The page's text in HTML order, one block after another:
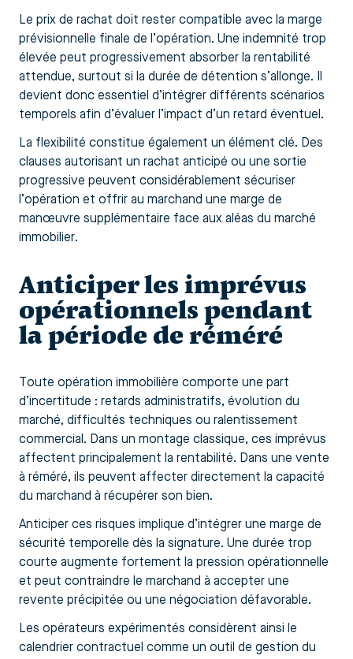
Le prix de rachat doit rester compatible avec la marge
prévisionnelle finale de l’opération. Une indemnité trop
élevée peut progressivement absorber la rentabilité
attendue, surtout si la durée de détention s’allonge. Il
devient donc essentiel d’intégrer différents scénarios
temporels afin d’évaluer l’impact d’un retard éventuel.
La flexibilité constitue également un élément clé. Des
clauses autorisant un rachat anticipé ou une sortie
progressive peuvent considérablement sécuriser
l’opération et offrir au marchand une marge de
manœuvre supplémentaire face aux aléas du marché
immobilier.
Anticiper les imprévus
opérationnels pendant
la période de réméré
Toute opération immobilière comporte une part
d’incertitude : retards administratifs, évolution du
marché, difficultés techniques ou ralentissement
commercial. Dans un montage classique, ces imprévus
affectent principalement la rentabilité. Dans une vente
à réméré, ils peuvent affecter directement la capacité
du marchand à récupérer son bien.
Anticiper ces risques implique d’intégrer une marge de
sécurité temporelle dès la signature. Une durée trop
courte augmente fortement la pression opérationnelle
et peut contraindre le marchand à accepter une
revente précipitée ou une négociation défavorable.
Les opérateurs expérimentés considèrent ainsi le
calendrier contractuel comme un outil de gestion du